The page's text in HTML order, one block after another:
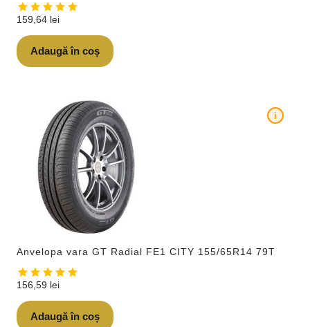
159,64 lei
Adaugă în coș
Anvelopa vara GT Radial FE1 CITY 155/65R14 79T
i
156,59 lei
Adaugă în coș